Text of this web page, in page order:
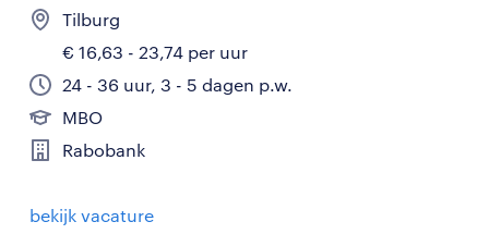
Tilburg
€ 16,63 - 23,74 per uur
24 - 36 uur, 3 - 5 dagen p.w.
MBO
Rabobank
bekijk vacature